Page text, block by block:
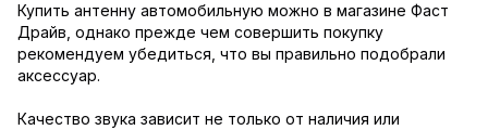
Купить антенну автомобильную можно в магазине Фаст
Драйв, однако прежде чем совершить покупку
рекомендуем убедиться, что вы правильно подобрали
аксессуар.
Качество звука зависит не только от наличия или